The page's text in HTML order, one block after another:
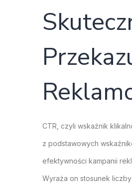
CTR, czyli wskaźnik
z podstawowych
efektywności kampanii
Wyraża on stosunek